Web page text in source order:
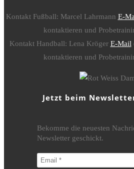
Kontakt Fußball: Marcel Lahrmann E-
kontaktieren und
Kontakt Handball: Lena Kröger E-Mail
kontaktieren und
Jetzt beim
Bekomme die neuesten
Newsletter geschickt.